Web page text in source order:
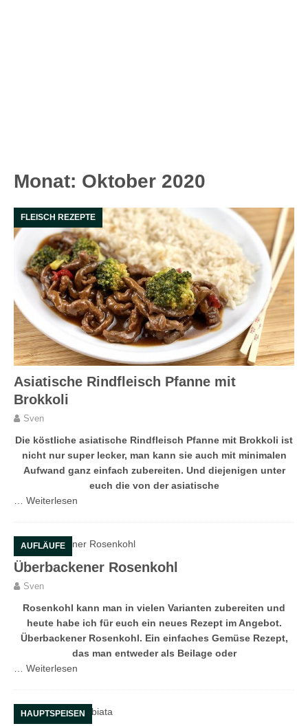
Monat: Oktober 2020
FLEISCH REZEPTE
Asiatische Rindfleisch Pfanne mit
Brokkoli
Sven
Die köstliche asiatische Rindfleisch Pfanne mit Brokkoli ist
nicht nur super lecker, man kann sie auch mit minimalen
Aufwand ganz einfach zubereiten. Und diejenigen unter
euch die von der asiatische
Weiterlesen
AUFLÄUFE
Überbackener Rosenkohl
Sven
Rosenkohl kann man in vielen Varianten zubereiten und
heute habe ich für euch ein neues Rezept im Angebot.
Überbackener Rosenkohl. Ein einfaches Gemüse Rezept,
das man entweder als Beilage oder
Weiterlesen
HAUPTSPEISEN